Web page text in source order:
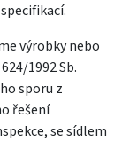
výrobky nebo
1992 Sb.
sporu z
řešení
se sídlem